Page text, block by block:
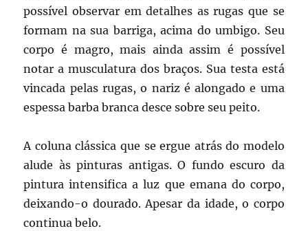
possível observar em detalhes as rugas que se
formam na sua barriga, acima do umbigo. Seu
corpo é magro, mais ainda assim é possível
notar a musculatura dos braços. Sua testa está
vincada pelas rugas, o nariz é alongado e uma
espessa barba branca desce sobre seu peito.
A coluna clássica que se ergue atrás do modelo
alude às pinturas antigas. O fundo escuro da
pintura intensifica a luz que emana do corpo,
deixando-o dourado. Apesar da idade, o corpo
continua belo.